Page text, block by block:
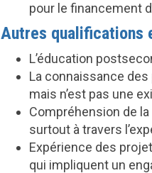
pour le financement
Autres qualifications
L’éducation
La connaissance
mais n’est pas une
Compréhension de
surtout à travers
Expérience des
qui impliquent un